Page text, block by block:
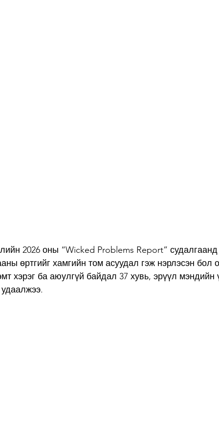
2026 оны “Wicked Problems Report”
өртгийг хамгийн том асуудал гэж нэрлэсэн бол
хэрэг ба аюулгүй байдал 37 хувь, эрүүл